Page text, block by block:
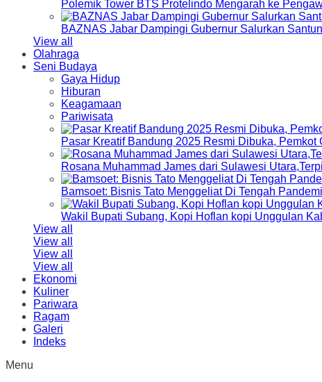
Polemik Tower BTS Protelindo Mengarah ke
BAZNAS Jabar Dampingi Gubernur Salurkan
View all
Olahraga
Seni Budaya
Gaya Hidup
Hiburan
Keagamaan
Pariwisata
Pasar Kreatif Bandung 2025 Resmi Dibuka,
Rosana Muhammad James dari Sulawesi
Bamsoet: Bisnis Tato Menggeliat Di Tengah
Wakil Bupati Subang, Kopi Hoflan kopi Unggulan
View all
View all
View all
View all
Ekonomi
Kuliner
Pariwara
Ragam
Galeri
Indeks
Menu